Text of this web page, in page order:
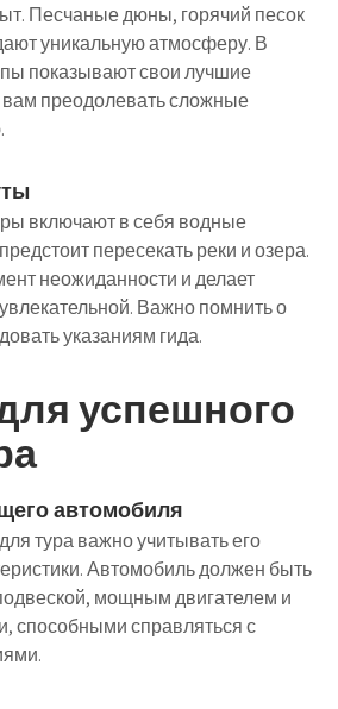
Песчаные дюны, горячий песок
уникальную атмосферу. В
показывают свои лучшие
вам преодолевать сложные
включают в себя водные
пересекать реки и озера.
неожиданности и делает
Важно помнить о
указаниям гида.
успешного
автомобиля
тура важно учитывать его
Автомобиль должен быть
мощным двигателем и
справляться с